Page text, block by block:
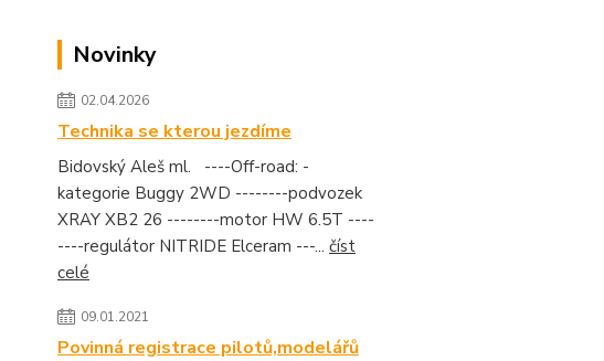
Novinky
02.04.2026
Technika se kterou jezdíme
Bidovský Aleš ml. ----Off-road: -
kategorie Buggy 2WD --------podvozek
XRAY XB2 26 --------motor HW 6.5T ----
----regulátor NITRIDE Elceram ---... číst
celé
09.01.2021
Povinná registrace pilotů,modelářů